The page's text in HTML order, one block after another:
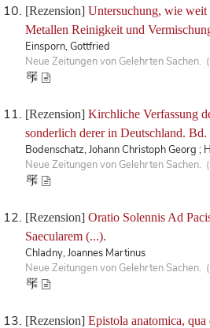
[Rezension] Untersuchung, wie weit
Metallen Reinigkeit und
Einsporn, Gottfried
Neue Zeitungen von Gelehrten
[Rezension] Kirchliche Verfassung
sonderlich derer in Deutschland. Bd.
Bodenschatz, Johann Christoph Georg ;
Neue Zeitungen von Gelehrten
[Rezension] Oratio Solennis Ad
Saecularem (...).
Chladny, Joannes Martinus
Neue Zeitungen von Gelehrten
[Rezension] Epistola anatomica,